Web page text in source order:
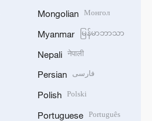
Mongolian Монгол
Myanmar မြန်မာဘာသာ
Nepali नेपाली
Persian فارسی
Polish Polski
Portuguese Português